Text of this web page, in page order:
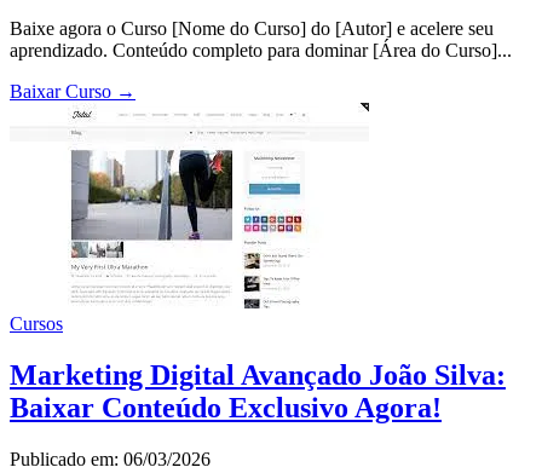
Baixe agora o Curso [Nome do Curso] do [Autor] e acelere seu
aprendizado. Conteúdo completo para dominar [Área do Curso]...
Baixar Curso →
Cursos
Marketing Digital Avançado João Silva:
Baixar Conteúdo Exclusivo Agora!
Publicado em: 06/03/2026